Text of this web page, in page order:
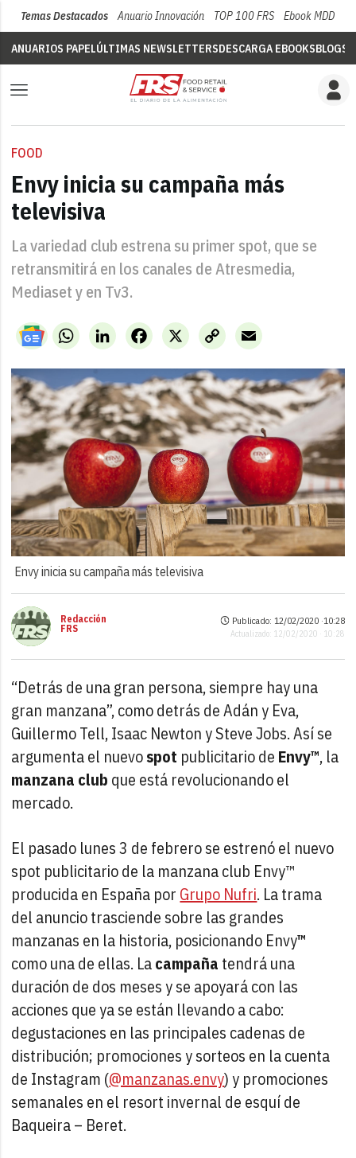
Temas Destacados Anuario Innovación TOP 100 FRS Ebook MDD
ANUARIOS PAPELÚLTIMAS NEWSLETTERSDESCARGA EBOOKSBLOGS
FOOD
Envy inicia su campaña más
televisiva
La variedad club estrena su primer spot, que se
retransmitirá en los canales de Atresmedia,
Mediaset y en Tv3.
WhatsAppLinkedIn X
Facebook
Copy
Link
Email
Envy inicia su campaña más televisiva
Redacción
FRS
Publicado: 12/02/2020 ·10:28
Actualizado: 12/02/2020 · 10:28
“Detrás de una gran persona, siempre hay una
gran manzana”, como detrás de Adán y Eva,
Guillermo Tell, Isaac Newton y Steve Jobs. Así se
argumenta el nuevospot publicitario de Envy™, la
manzana club que está revolucionando el
mercado.
El pasado lunes 3 de febrero se estrenó el nuevo
spot publicitario de la manzana club Envy™
producida en España por Grupo Nufri. La trama
del anuncio trasciende sobre las grandes
manzanas en la historia, posicionando Envy™
como una de ellas. Lacampaña tendrá una
duración de dos meses y se apoyará con las
acciones que ya se están llevando a cabo:
degustaciones en las principales cadenas de
distribución; promociones y sorteos en la cuenta
de Instagram (@manzanas.envy) y promociones
semanales en el resort invernal de esquí de
Baqueira – Beret.